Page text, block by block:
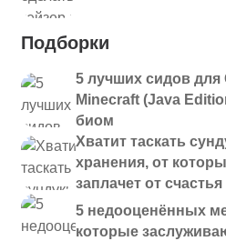
Подборки
5 лучших сидов
Minecraft (Java
биом
Хватит таскать
хранения, от
заплачет от счастья
5 недооценённых
которые